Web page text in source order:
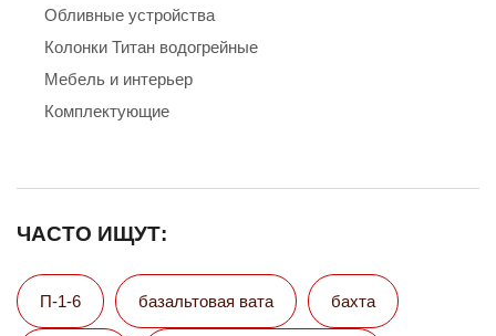
Обливные устройства
Колонки Титан водогрейные
Мебель и интерьер
Комплектующие
ЧАСТО ИЩУТ:
П-1-6 базальтовая вата бахта